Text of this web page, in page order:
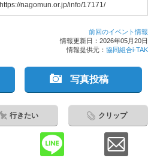
https://nagomun.or.jp/info/17171/
前回のイベント情報
情報更新日：2026年05月20日
情報提供元： 協同組合i-TAK
写真投稿
行きたい クリップ